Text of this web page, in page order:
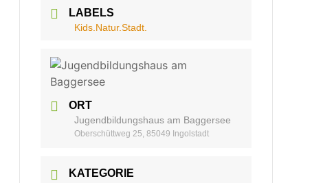
LABELS
Kids.Natur.Stadt.
ORT
Jugendbildungshaus am Baggersee
Oberschüttweg 25, 85049 Ingolstadt
KATEGORIE